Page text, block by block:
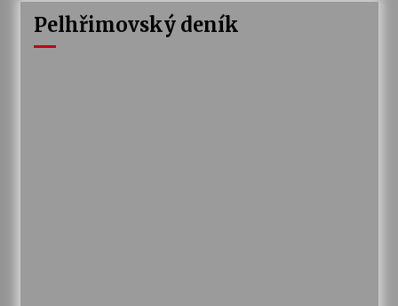
Pelhřimovský deník